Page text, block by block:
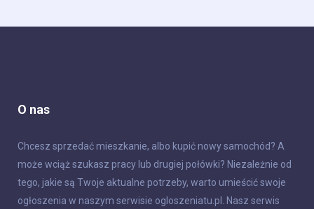
O nas
Chcesz sprzedać mieszkanie, albo kupić nowy samochód? A
może wciąż szukasz pracy lub drugiej połówki? Niezależnie od
tego, jakie są Twoje aktualne potrzeby, warto umieścić swoje
ogłoszenia w naszym serwisie ogloszeniatu.pl. Nasz serwis